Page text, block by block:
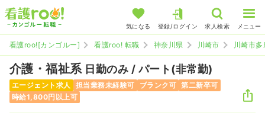
気になる 登録/ログイン 求人検索 メニュー
看護roo![カンゴルー] 看護roo! 転職 神奈川県 川崎市 川崎市
介護・福祉系 日勤のみ / パート(非常勤)
エージェント求人 担当業務未経験可 ブランク可 第二新卒可
時給1,800円以上可